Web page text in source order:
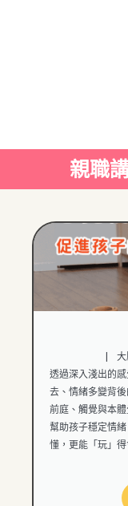
親職
| 大
透過深入淺出的
去、情緒多變背
前庭、觸覺與本
幫助孩子穩定情
懂，更能「玩」